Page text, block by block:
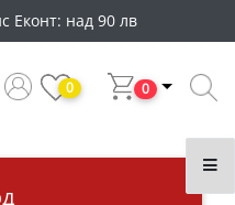
Еконт: над 90 лв
0 0